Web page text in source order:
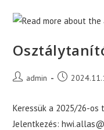
Postadmin
Post
Keressük a 2025/26-
Jelentkezés: